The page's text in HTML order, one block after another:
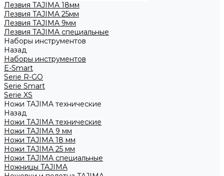
Лезвия TAJIMA 18мм
Лезвия TAJIMA 25мм
Лезвия TAJIMA 9мм
Лезвия TAJIMA специальные
Наборы инструментов
Назад
Наборы инструментов
E-Smart
Serie R-GO
Serie Smart
Serie XS
Ножи TAJIMA технические
Назад
Ножи TAJIMA технические
Ножи TAJIMA 9 мм
Ножи TAJIMA 18 мм
Ножи TAJIMA 25 мм
Ножи TAJIMA специальные
Ножницы TAJIMA